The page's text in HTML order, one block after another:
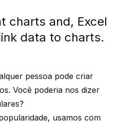
charts and, Excel
data to charts.
pessoa pode criar
Você poderia nos dizer
usamos com